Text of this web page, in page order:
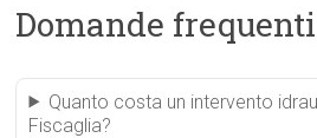
Domande frequenti
Quanto costa un intervento
Fiscaglia?